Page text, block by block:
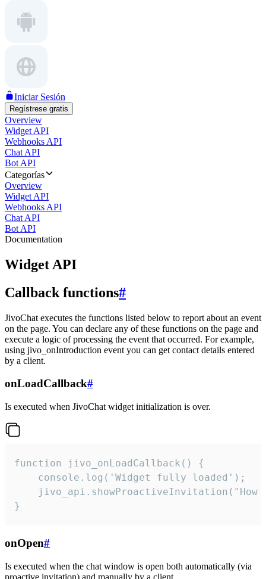
Iniciar Sesión
Regístrese gratis
Overview
Widget API
Webhooks API
Chat API
Bot API
Categorías
Overview
Widget API
Webhooks API
Chat API
Bot API
Documentation
Widget API
Callback functions#
JivoChat executes the functions listed below to report about an event
on the page. You can declare any of these functions on the page and
execute a logic of processing the event that occurred. For example,
using jivo_onIntroduction event you can get contact details entered
by a client.
onLoadCallback#
Is executed when JivoChat widget initialization is over.
function jivo_onLoadCallback() {
    console.log('Widget fully loaded');
jivo_api.showProactiveInvitation("How
}
onOpen#
Is executed when the chat window is open both automatically (via
proactive invitation) and manually by a client